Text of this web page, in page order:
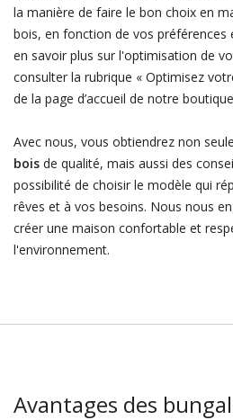
la manière de faire le bon choix en
bois, en fonction de vos préférences
en savoir plus sur l'optimisation de
consulter la rubrique « Optimisez
de la page d’accueil de notre
Avec nous, vous obtiendrez non
boisde qualité, mais aussi des
possibilité de choisir le modèle qui
rêves et à vos besoins. Nous nous
créer une maison confortable et
l'environnement.
Avantages des